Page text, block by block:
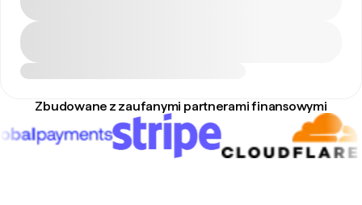
Zbudowane z zaufanymi partnerami finansowymi